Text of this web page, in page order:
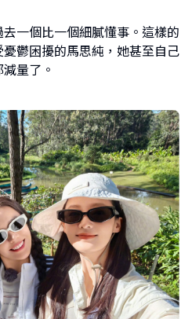
一個比一個細膩懂事。這樣的
鬱困擾的馬思純，她甚至自己
量了。